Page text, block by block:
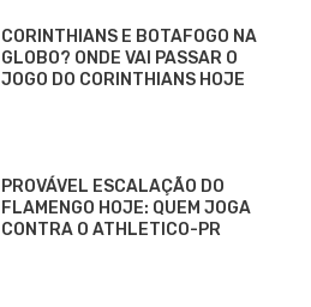
CORINTHIANS E BOTAFOGO NA
GLOBO? ONDE VAI PASSAR O
JOGO DO CORINTHIANS HOJE
PROVÁVEL ESCALAÇÃO DO
FLAMENGO HOJE: QUEM JOGA
CONTRA O ATHLETICO-PR